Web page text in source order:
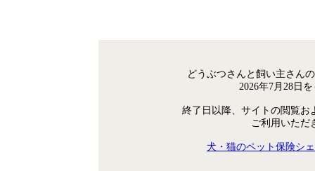
どうぶつさんと飼い主さん
2026年7月28日
終了日以降、サイトの閲覧お
ご利用いただ
犬・猫のペット保険シ